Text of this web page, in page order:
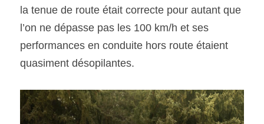
SOUMISSION RAPIDE
ASSURANCE
la tenue de route était correcte pour autant que
l’on ne dépasse pas les 100 km/h et ses
performances en conduite hors route étaient
quasiment désopilantes.